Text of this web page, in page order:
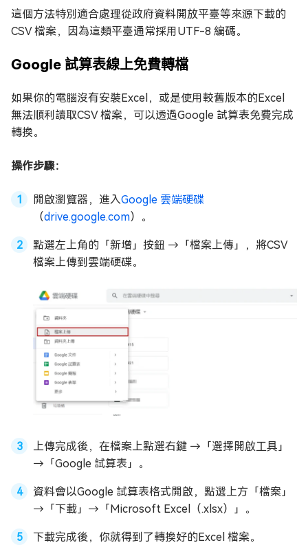
這個方法特別適合處理從政府資料開放平臺等來源下載的
CSV 檔案，因為這類平臺通常採用UTF-8 編碼。
Google 試算表線上免費轉檔
如果你的電腦沒有安裝Excel，或是使用較舊版本的Excel
無法順利讀取CSV 檔案，可以透過Google 試算表免費完成
轉換。
操作步驟：
開啟瀏覽器，進入Google 雲端硬碟
（drive.google.com）。
點選左上角的「新增」按鈕 →「檔案上傳」，將CSV
檔案上傳到雲端硬碟。
上傳完成後，在檔案上點選右鍵 →「選擇開啟工具」
→「Google 試算表」。
資料會以Google 試算表格式開啟，點選上方「檔案」
→「下載」→「Microsoft Excel（.xlsx）」。
下載完成後，你就得到了轉換好的Excel 檔案。